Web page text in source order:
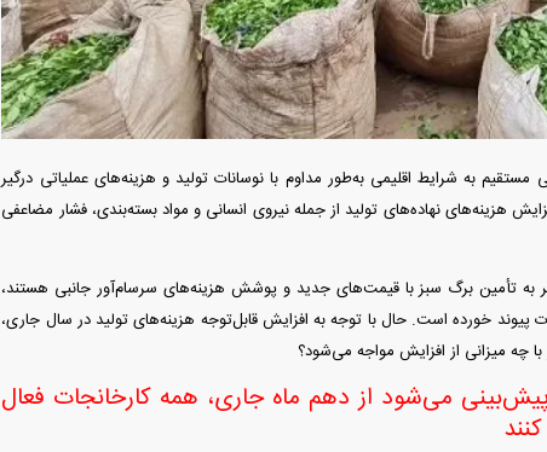
به شرایط اقلیمی به‌طور مداوم با نوسانات تولید و هزینه‌های عملیاتی درگیر
هزینه‌های نهاده‌های تولید از جمله نیروی انسانی و مواد بسته‌بندی، فشار مضاعفی
به تأمین برگ سبز با قیمت‌های جدید و پوشش هزینه‌های سرسام‌آور جانبی هستند،
خورده است. حال با توجه به افزایش قابل‌توجه هزینه‌های تولید در سال جاری،
میزانی از افزایش مواجه می‌شود؟
می‌شود از دهم ماه جاری، همه کارخانجات فعال
اسقاط و محدودیت جدید در مناطق آزاد
اپل افزایش قیمت داد؛ خرید iPhone ۱۸ Pro
شد؟
انتشار نخستین تصاویر شیائومی میکس فولد
۵ + جزئیات